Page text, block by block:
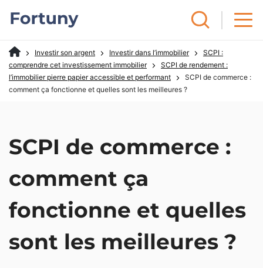
Investir son argent Investir dans l’immobilier
SCPI :
comprendre cet investissement immobilier
SCPI de rendement :
l’immobilier pierre papier accessible et performant
SCPI de commerce :
comment ça fonctionne et quelles sont les meilleures ?
SCPI de commerce :
comment ça
fonctionne et quelles
sont les meilleures ?